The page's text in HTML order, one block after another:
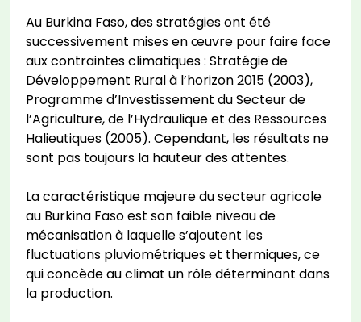
Au Burkina Faso, des stratégies ont été
successivement mises en œuvre pour faire face
aux contraintes climatiques : Stratégie de
Développement Rural à l’horizon 2015 (2003),
Programme d’Investissement du Secteur de
l’Agriculture, de l’Hydraulique et des Ressources
Halieutiques (2005). Cependant, les résultats ne
sont pas toujours la hauteur des attentes.
La caractéristique majeure du secteur agricole
au Burkina Faso est son faible niveau de
mécanisation à laquelle s’ajoutent les
fluctuations pluviométriques et thermiques, ce
qui concède au climat un rôle déterminant dans
la production.